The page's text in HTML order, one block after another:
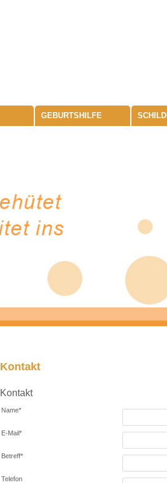
GEBURTSHILFE
Kontakt
Kontakt
Name*
E-Mail*
Betreff*
Telefon